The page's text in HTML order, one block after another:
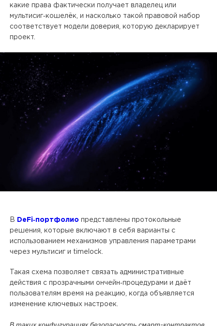
какие права фактически получает владелец или
мультисиг‑кошелёк, и насколько такой правовой набор
соответствует модели доверия, которую декларирует
проект.
В DeFi‑портфолио представлены протокольные
решения, которые включают в себя варианты с
использованием механизмов управления параметрами
через мультисиг и timelock.
Такая схема позволяет связать административные
действия с прозрачными ончейн‑процедурами и даёт
пользователям время на реакцию, когда объявляется
изменение ключевых настроек.
В таких конфигурациях безопасность смарт‑контрактов